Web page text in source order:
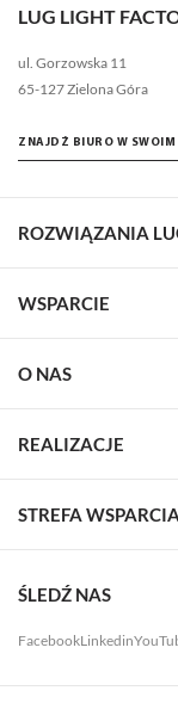
LUG LIGHT
ul. Gorzowska 11
65-127 Zielona Góra
ZNAJDŹ BIURO W SWOIM
ROZWIĄZANIA
WSPARCIE
O NAS
REALIZACJE
STREFA WSPARCIA
ŚLEDŹ NAS
FacebookLinkedin